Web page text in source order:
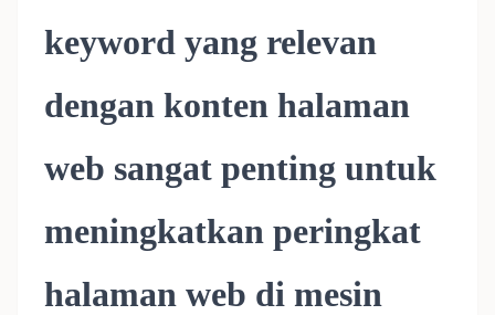
keyword yang relevan
dengan konten halaman
web sangat penting untuk
meningkatkan peringkat
halaman web di mesin